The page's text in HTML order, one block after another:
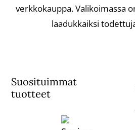
verkkokauppa. Valikoimassa
laadukkaiksi
Suosituimmat
tuotteet